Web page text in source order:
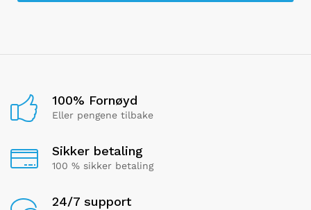
100% Fornøyd
Eller pengene tilbake
Sikker betaling
100 % sikker betaling
24/7 support